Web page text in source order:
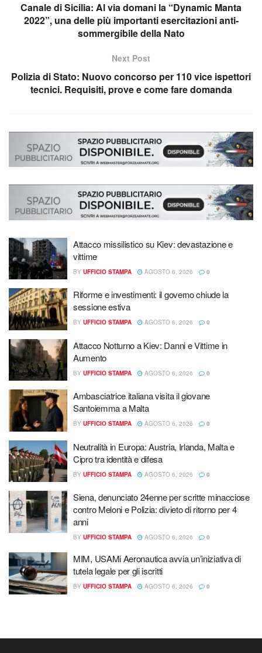
Canale di Sicilia: Al via domani la “Dynamic Manta
2022”, una delle più importanti esercitazioni anti-
sommergibile della Nato
Next Post
Polizia di Stato: Nuovo concorso per 110 vice ispettori
tecnici. Requisiti, prove e come fare domanda
Attacco missilistico su Kiev: devastazione e
vittime
BY UFFICIO STAMPA AGOSTO 6, 2026 0
Riforme e investimenti: il governo chiude la
sessione estiva
BY UFFICIO STAMPA AGOSTO 6, 2026 0
Attacco Notturno a Kiev: Danni e Vittime in
Aumento
BY UFFICIO STAMPA AGOSTO 6, 2026 0
Ambasciatrice italiana visita il giovane
Santoiemma a Malta
BY UFFICIO STAMPA AGOSTO 6, 2026 0
Neutralità in Europa: Austria, Irlanda, Malta e
Cipro tra identità e difesa
BY UFFICIO STAMPA AGOSTO 6, 2026 0
Siena, denunciato 24enne per scritte minacciose
contro Meloni e Polizia: divieto di ritorno per 4
anni
BY UFFICIO STAMPA AGOSTO 6, 2026 0
MIM, USAMi Aeronautica avvia un’iniziativa di
tutela legale per gli iscritti
BY UFFICIO STAMPA AGOSTO 6, 2026 0